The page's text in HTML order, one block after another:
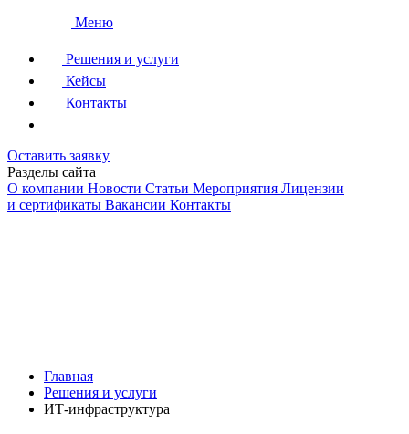
Меню
Решения и услуги
Кейсы
Контакты
Оставить заявку
Разделы сайта
О компании Новости Статьи Мероприятия Лицензии
и сертификаты Вакансии Контакты
Главная
Решения и услуги
ИТ-инфраструктура